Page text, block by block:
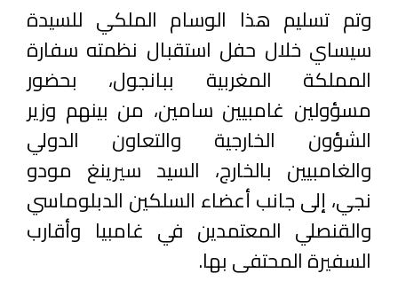
وتم تسليم هذا الوسام الملكي للسيدة
سيساي خلال حفل استقبال نظمته سفارة
المملكة المغربية ببانجول، بحضور
مسؤولين غامبيين سامين، من بينهم وزير
الشؤون الخارجية والتعاون الدولي
والغامبيين بالخارج، السيد سيرينغ مودو
نجي، إلى جانب أعضاء السلكين الدبلوماسي
والقنصلي المعتمدين في غامبيا وأقارب
السفيرة المحتفى بها.